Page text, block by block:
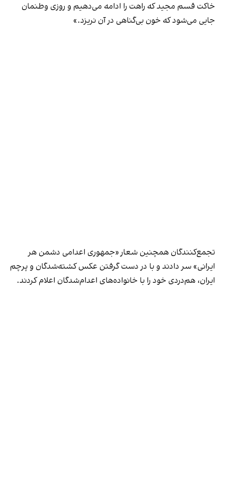
خاکت قسم مجید که راهت را ادامه‌ می‌دهیم و روزی وطنمان
جایی می‌شود که خون بی‌گناهی در آن نریزد.»
تجمع‌کنندگان همچنین شعار «جمهوری اعدامی دشمن هر
ایرانی» سر دادند و با در دست گرفتن عکس کشته‌شدگان و پرچم
ایران، هم‌دردی خود را با خانواده‌های اعدام‌شدگان اعلام کردند.